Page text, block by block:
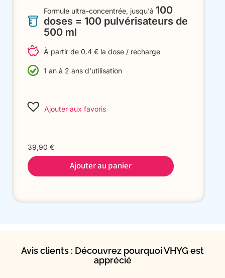
Formule ultra-concentrée, jusqu'à 100
doses = 100 pulvérisateurs de
500 ml
À partir de 0.4 € la dose / recharge
1 an à 2 ans d'utilisation
Ajouter aux favoris
39,90 €
Ajouter au panier
Avis clients : Découvrez pourquoi VHYG est
apprécié